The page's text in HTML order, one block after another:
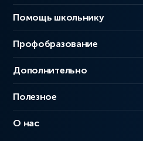
Помощь школьнику
Профобразование
Дополнительно
Полезное
О нас